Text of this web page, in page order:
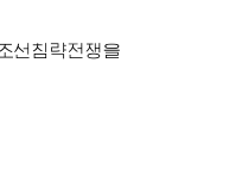
선침략전쟁을